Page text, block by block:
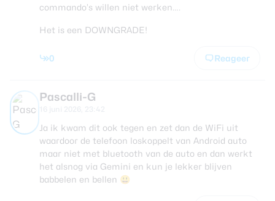
commando’s willen niet werken….
Het is een DOWNGRADE!
0 Reageer
Pascalli-G
Ja ik kwam dit ook tegen en zet dan de WiFi uit
waardoor de telefoon loskoppelt van Android auto
maar niet met bluetooth van de auto en dan werkt
het alsnog via Gemini en kun je lekker blijven
babbelen en bellen 😃